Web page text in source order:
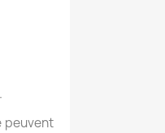
peuvent